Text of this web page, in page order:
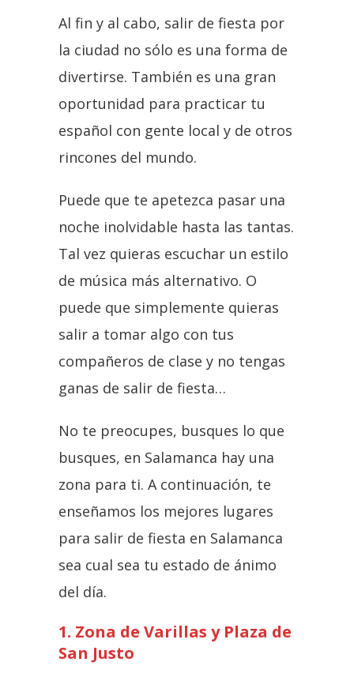
Al fin y al cabo, salir de fiesta por
la ciudad no sólo es una forma de
divertirse. También es una gran
oportunidad para practicar tu
español con gente local y de otros
rincones del mundo.
Puede que te apetezca pasar una
noche inolvidable hasta las tantas.
Tal vez quieras escuchar un estilo
de música más alternativo. O
puede que simplemente quieras
salir a tomar algo con tus
compañeros de clase y no tengas
ganas de salir de fiesta…
No te preocupes, busques lo que
busques, en Salamanca hay una
zona para ti. A continuación, te
enseñamos los mejores lugares
para salir de fiesta en Salamanca
sea cual sea tu estado de ánimo
del día.
1. Zona de Varillas y Plaza de
San Justo